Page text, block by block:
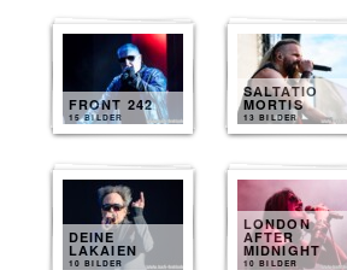
FRONT 242
15 BILDER
SALTATIO
MORTIS
13 BILDER
DEINE
LAKAIEN
10 BILDER
LONDON
AFTER
MIDNIGHT
10 BILDER